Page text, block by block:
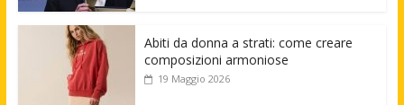
Abiti da donna a strati: come creare
composizioni armoniose
19 Maggio 2026